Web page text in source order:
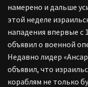
намерено и дальше
этой неделе
нападения впервые с
объявил о военной
Недавно лидер
объявил, что
кораблям не только